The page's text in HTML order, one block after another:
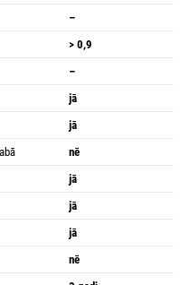
–
> 0,9
–
jā
jā
nē
jā
jā
jā
nē